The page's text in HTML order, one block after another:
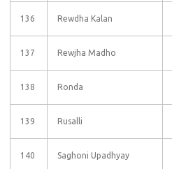
136 Rewdha Kalan
137 Rewjha Madho
138 Ronda
139 Rusalli
140 Saghoni Upadhyay